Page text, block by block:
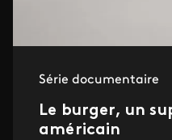
Série documentaire
Le burger, un
américain